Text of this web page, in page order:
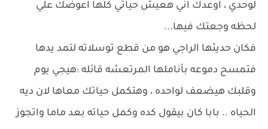
لوحدي ، اوعدك اني هعيش حياتي كلها اعوضك علي
لحظه وجعتك فيها...
فكان حديثها الراجي هو من قطع توسلاته لتمد يدها
فتمسح دموعه بأناملها المرتعشه قائله :هيجي يوم
وقلبك هيضعف لواحده ، وهتكمل حياتك معاها لان ديه
الحياه .. بابا كان بيقول كده وكمل حياته بعد ماما واتجوز